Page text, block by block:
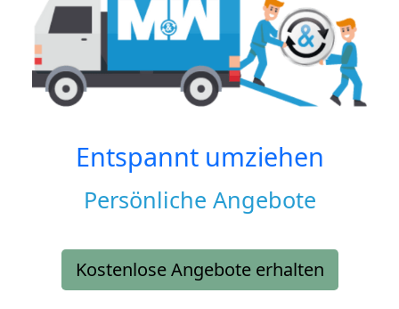
Entspannt umziehen
Persönliche Angebote
Kostenlose Angebote erhalten